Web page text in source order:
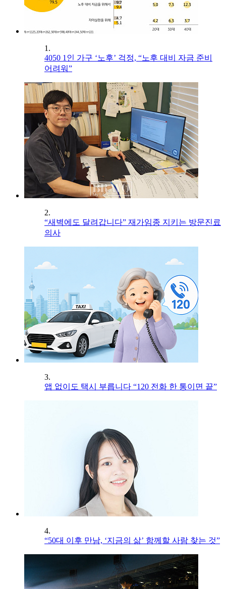
1.
4050 1인 가구 ‘노후’ 걱정, “노후 대비 자금 준비
어려워”
2.
“새벽에도 달려갑니다” 재가임종 지키는 방문진료
의사
3.
앱 없이도 택시 부릅니다 “120 전화 한 통이면 끝”
4.
“50대 이후 만남, ‘지금의 삶’ 함께할 사람 찾는 것”